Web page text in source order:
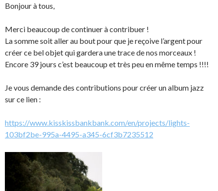
Bonjour à tous,
Merci beaucoup de continuer à contribuer !
La somme soit aller au bout pour que je reçoive l’argent pour
créer ce bel objet qui gardera une trace de nos morceaux !
Encore 39 jours c’est beaucoup et très peu en même temps !!!!
Je vous demande des contributions pour créer un album jazz
sur ce lien :
https://www.kisskissbankbank.com/en/projects/lights-
103bf2be-995a-4495-a345-6cf3b7235512